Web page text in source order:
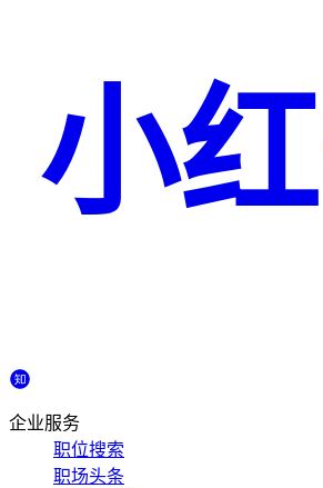
小
企业服务
职位搜索
职场头条